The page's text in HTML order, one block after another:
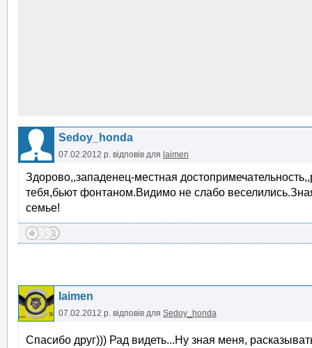
Sedoy_honda
07.02.2012 р. відповів для laimen
Здорово,,западенец-местная
тебя,бьют фонтаном.Видимо не слабо
семье!
laimen
07.02.2012 р. відповів для Sedoy_honda
Спасибо друг))) Рад видеть...Ну зная меня,